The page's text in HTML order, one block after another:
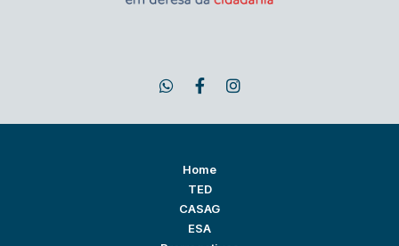
Home
TED
CASAG
ESA